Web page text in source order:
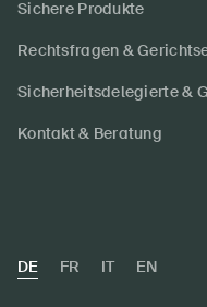
Sichere Produkte
Rechtsfragen &
Sicherheitsdelegierte &
Kontakt & Beratung
DE FR IT EN